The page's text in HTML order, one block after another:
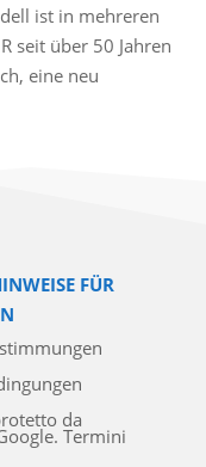
ist in mehreren
seit über 50 Jahren
eine neu
FÜR
da
Termini